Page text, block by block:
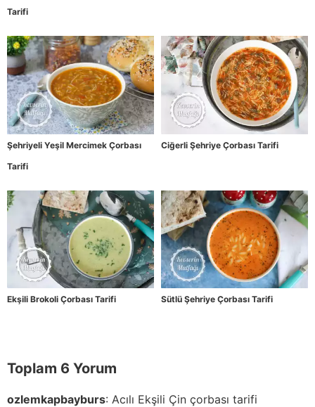
Tarifi
Şehriyeli Yeşil Mercimek Çorbası
Tarifi
Ciğerli Şehriye Çorbası Tarifi
Ekşili Brokoli Çorbası Tarifi Sütlü Şehriye Çorbası Tarifi
Toplam 6 Yorum
ozlemkapbayburs: Acılı Ekşili Çin çorbası tarifi